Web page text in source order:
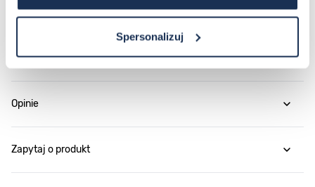
Spersonalizuj
Parametry
O marce
Opinie
Zapytaj o produkt